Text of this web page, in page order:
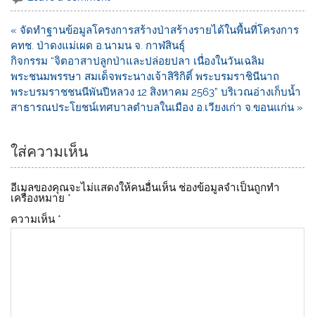
e
b
o
o
k
y
Li
n
k
« จัดทำฐานข้อมูลโครงการสร้างป่าสร้างรายได้ในพื้นที่โครงการ
คทช. ป่าดงแม่เผด อ.นามน จ. กาฬสินธุ์
กิจกรรม “จิตอาสาปลูกป่าและปล่อยปลา เนื่องในวันเฉลิม
พระชนมพรรษา สมเด็จพระนางเจ้าสิริกิติ์ พระบรมราชินีนาถ
พระบรมราชชนนีพันปีหลวง 12 สิงหาคม 2563” บริเวณอ่างเก็บน้ำ
สาธารณประโยชน์เทศบาลตำบลในเมือง อ.เวียงเก่า จ.ขอนแก่น »
ใส่ความเห็น
อีเมลของคุณจะไม่แสดงให้คนอื่นเห็น ช่องข้อมูลจำเป็นถูกทำ
เครื่องหมาย *
ความเห็น *